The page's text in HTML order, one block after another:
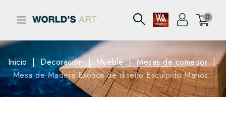
0
Inicio Decoración Mueble
Mesas de comedor
Mesa de Madera Exótica de diseño Esculpido Manos